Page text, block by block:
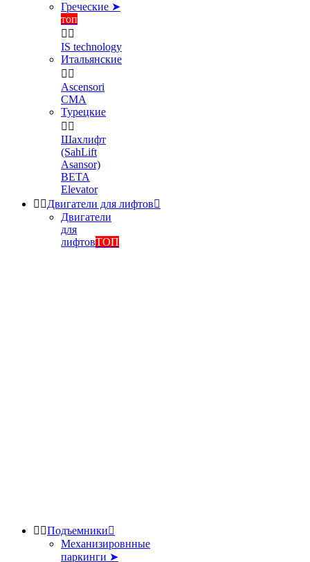
Греческие ➤
топ
 
IS technology
Итальянские
 
Ascensori
CMA
Турецкие
 
Шахлифт
(SahLift
Asansor)
BETA
Elevator
 Двигатели для лифтов
Двигатели
для
лифтовТОП
 Подъемники
Механизировнные
паркинги ➤